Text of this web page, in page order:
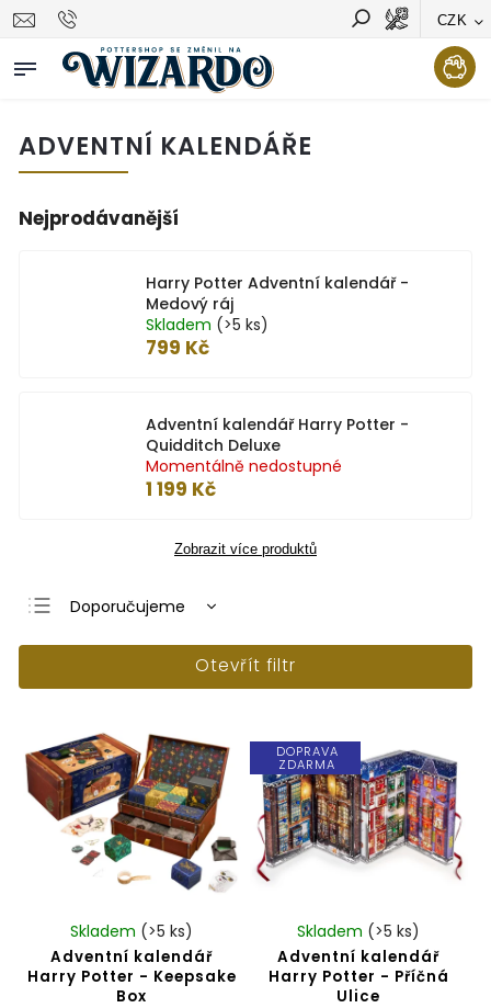
CZK
Vyhledávání Hledat
ADVENTNÍ KALENDÁŘE
Nejprodávanější
Harry Potter Adventní kalendář -
Medový ráj
Skladem (>5 ks)
799 Kč
Adventní kalendář Harry Potter -
Quidditch Deluxe
Momentálně nedostupné
1 199 Kč
Zobrazit více produktů
Doporučujeme
Nejlevnější
Abecedně
Otevřít filtr
Adventní kalendář
Harry Potter - Keepsake
Box
Skladem (>5 ks)
DOPRAVA
ZDARMA
Adventní kalendář
Harry Potter - Příčná
Ulice
Skladem (>5 ks)